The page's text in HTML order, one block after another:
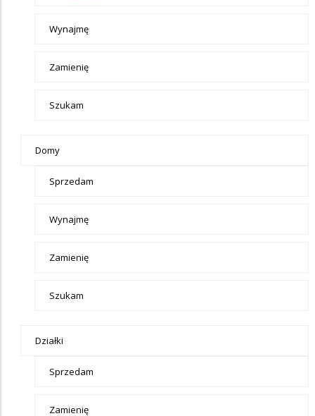
Wynajmę
Zamienię
Szukam
Domy
Sprzedam
Wynajmę
Zamienię
Szukam
Działki
Sprzedam
Zamienię